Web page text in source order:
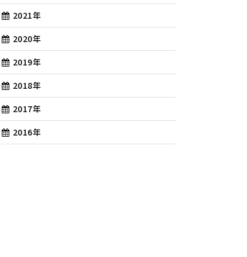
2021年
2020年
2019年
2018年
2017年
2016年